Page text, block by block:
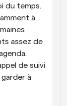
du temps.
à
assez de
de suivi
à